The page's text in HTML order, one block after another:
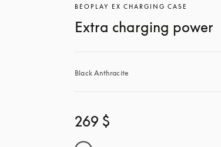
BEOPLAY EX CHARGING CASE
Extra charging power
Black Anthracite
269 $